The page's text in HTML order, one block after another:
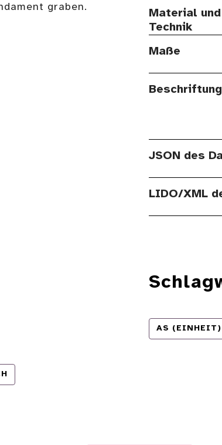
graben.
Material und
Technik
Maße
Beschriftung
JSON des
LIDO/XML
AS (EINHEIT)